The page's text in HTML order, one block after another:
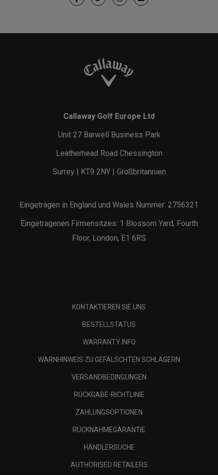
Callaway Golf Europe Ltd
Unit 27 Barwell Business Park
Leatherhead Road Chessington
Surrey | KT9 2NY | Großbritannien
Eingetragen in England und Wales Nummer: 2756321
Eingetragenen Firmensitzes: 1 Blossom Yard, Fourth
Floor, London, E1 6RS
KONTAKTIEREN SIE UNS
BESTELLSTATUS
WARRANTY INFO
WARNHINWEIS ZU GEFÄLSCHTEN SCHLÄGERN
VERSANDBEDINGUNGEN
RÜCKGABE-RICHTLINIE
ZAHLUNGSOPTIONEN
RÜCKNAHMEGARANTIE
HÄNDLERSUCHE
AUTHORISED RETAILERS